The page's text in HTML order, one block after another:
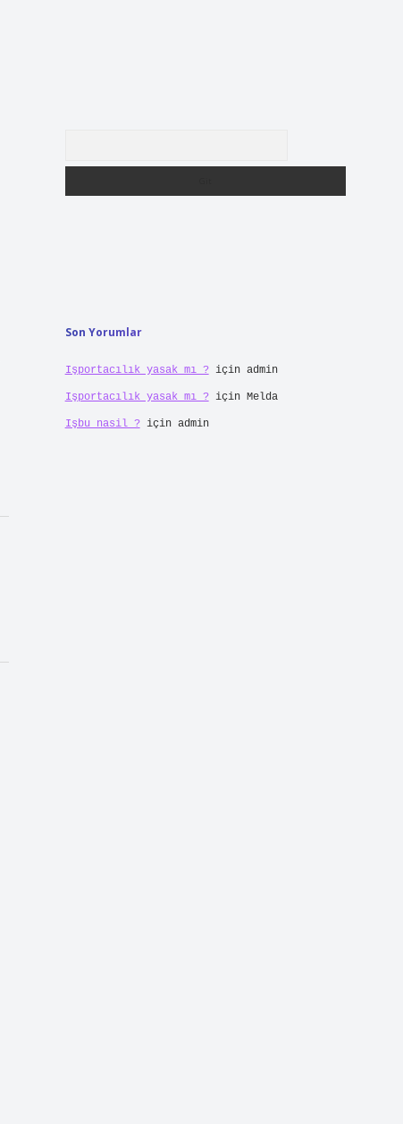
Son Yorumlar
Işportacılık yasak mı ?için admin
Işportacılık yasak mı ?için Melda
Işbu nasil ?için admin